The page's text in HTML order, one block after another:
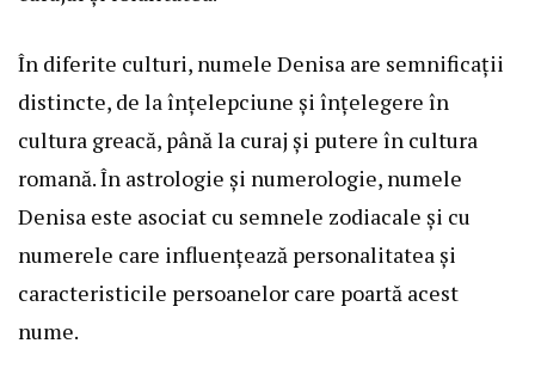
În diferite culturi, numele Denisa are semnificații
distincte, de la înțelepciune și înțelegere în
cultura greacă, până la curaj și putere în cultura
romană. În astrologie și numerologie, numele
Denisa este asociat cu semnele zodiacale și cu
numerele care influențează personalitatea și
caracteristicile persoanelor care poartă acest
nume.